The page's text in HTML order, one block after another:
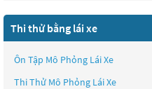
Thi thử bằng lái xe
Ôn Tập Mô Phỏng Lái Xe
Thi Thử Mô Phỏng Lái Xe